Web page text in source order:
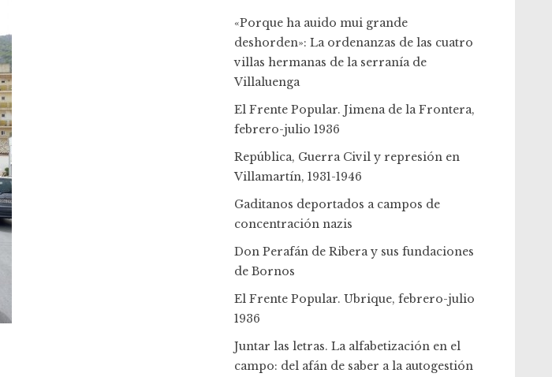
«Porque ha auido mui grande
deshorden»: La ordenanzas de las cuatro
villas hermanas de la serranía de
Villaluenga
El Frente Popular. Jimena de la Frontera,
febrero-julio 1936
República, Guerra Civil y represión en
Villamartín, 1931-1946
Gaditanos deportados a campos de
concentración nazis
Don Perafán de Ribera y sus fundaciones
de Bornos
El Frente Popular. Ubrique, febrero-julio
1936
Juntar las letras. La alfabetización en el
campo: del afán de saber a la autogestión